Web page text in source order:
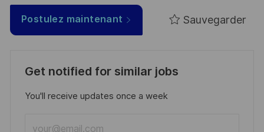
Postulez maintenant Sauvegarder
Get notified for similar jobs
You'll receive updates once a week